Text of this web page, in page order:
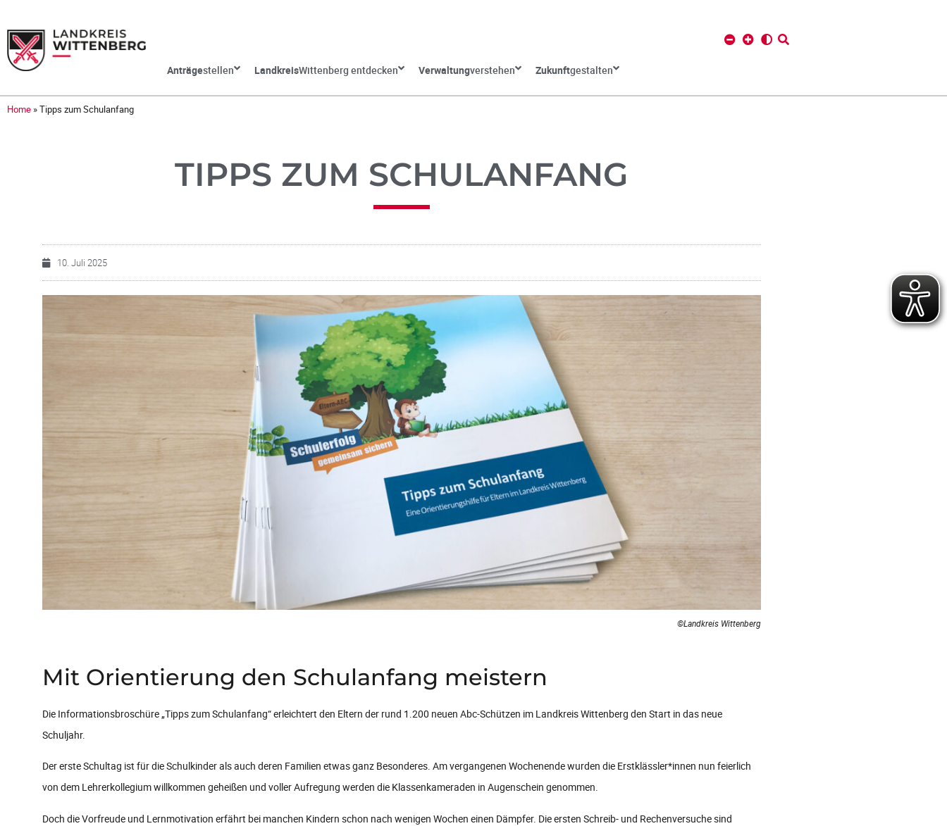
Anträgestellen LandkreisWittenberg entdecken Verwaltungverstehen Zukunftgestalten
Home »Tipps zum Schulanfang
TIPPS ZUM SCHULANFANG
10. Juli 2025
©Landkreis Wittenberg
Mit Orientierung den Schulanfang meistern
Die Informationsbroschüre „Tipps zum Schulanfang“ erleichtert den Eltern der rund 1.200 neuen Abc-Schützen im Landkreis Wittenberg den Start in das neue
Schuljahr.
Der erste Schultag ist für die Schulkinder als auch deren Familien etwas ganz Besonderes. Am vergangenen Wochenende wurden die Erstklässler*innen nun feierlich
von dem Lehrerkollegium willkommen geheißen und voller Aufregung werden die Klassenkameraden in Augenschein genommen.
Doch die Vorfreude und Lernmotivation erfährt bei manchen Kindern schon nach wenigen Wochen einen Dämpfer. Die ersten Schreib- und Rechenversuche sind